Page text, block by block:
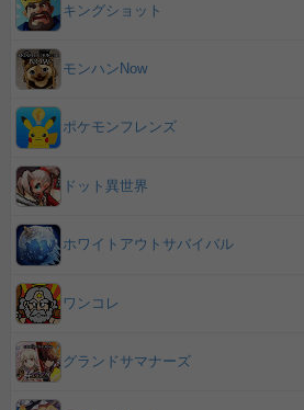
キングショット
モンハンNow
ポケモンフレンズ
ドット異世界
ホワイトアウトサバイバル
ワンコレ
グランドサマナーズ